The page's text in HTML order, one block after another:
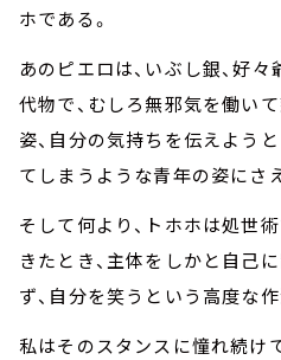
ホである。
あのピエロは、いぶし銀、好
代物で、むしろ無邪気を働い
姿、自分の気持ちを伝えよう
てしまうような青年の姿にさ
そして何より、トホホは処世
きたとき、主体をしかと自己
ず、自分を笑うという高度な
私はそのスタンスに憧れ続け